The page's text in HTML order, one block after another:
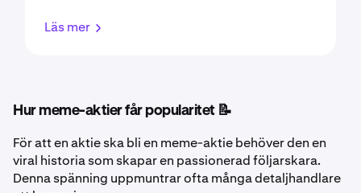
Läs mer
Hur meme-aktier får popularitet 📝
För att en aktie ska bli en meme-aktie behöver den en
viral historia som skapar en passionerad följarskara.
Denna spänning uppmuntrar ofta många detaljhandlare